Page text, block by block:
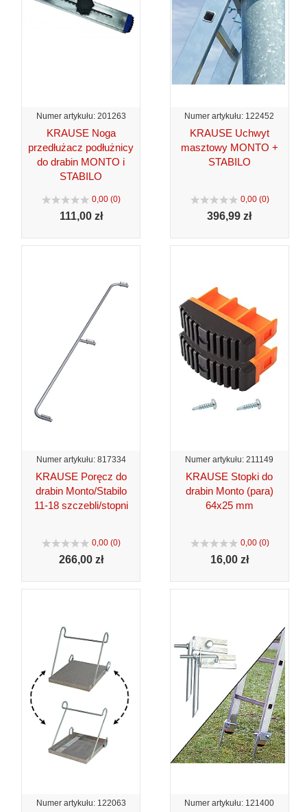
Numer artykułu: 201263
KRAUSE Noga
przedłużacz podłużnicy
do drabin MONTO i
STABILO
0,00 (0)
111,00 zł
Numer artykułu: 122452
KRAUSE Uchwyt
masztowy MONTO +
STABILO
0,00 (0)
396,99 zł
Numer artykułu: 817334
KRAUSE Poręcz do
drabin Monto/Stabilo
11-18 szczebli/stopni
0,00 (0)
266,00 zł
Numer artykułu: 211149
KRAUSE Stopki do
drabin Monto (para)
64x25 mm
0,00 (0)
16,00 zł
Numer artykułu: 122063 Numer artykułu: 121400